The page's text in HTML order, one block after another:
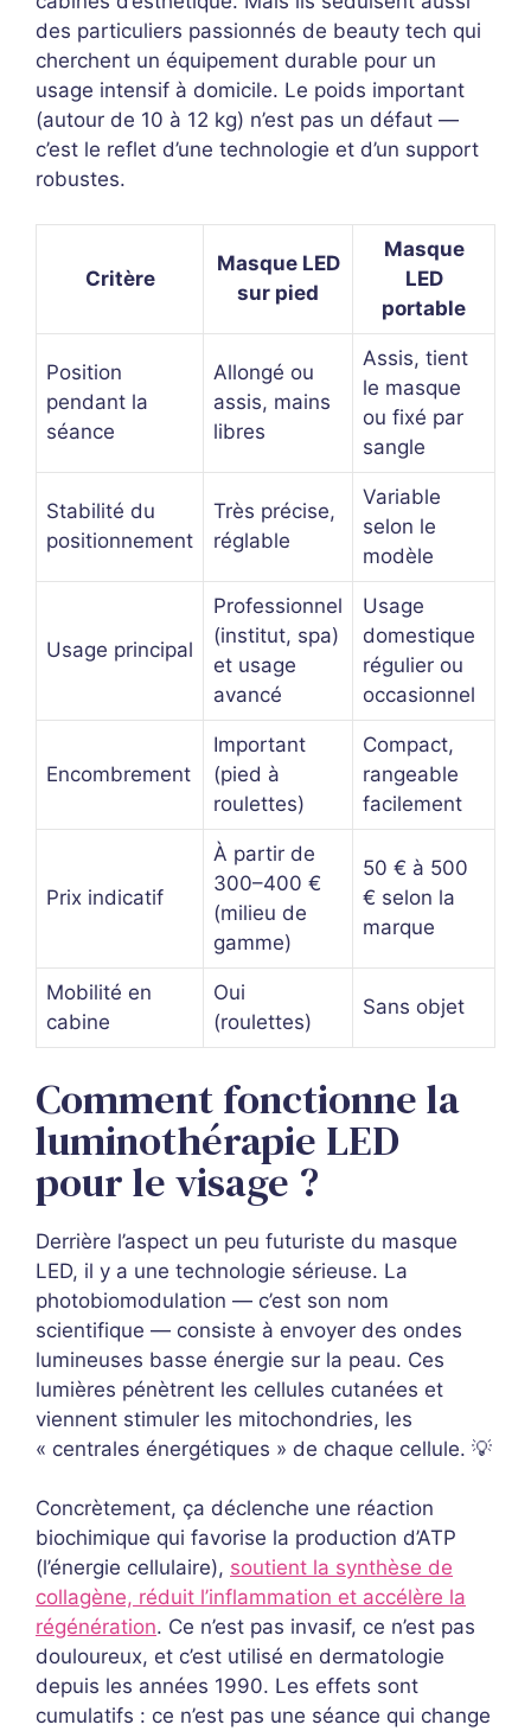
des particuliers passionnés de beauty tech qui
cherchent un équipement durable pour un
usage intensif à domicile. Le poids important
(autour de 10 à 12 kg) n’est pas un défaut —
c’est le reflet d’une technologie et d’un support
robustes.
Critère
Masque LED
sur pied
Masque
LED
portable
Position
pendant la
séance
Allongé ou
assis, mains
libres
Assis, tient
le masque
ou fixé par
sangle
Stabilité du
positionnement
Très précise,
réglable
Variable
selon le
modèle
Usage principal
Professionnel
(institut, spa)
et usage
avancé
Usage
domestique
régulier ou
occasionnel
Encombrement
Important
(pied à
roulettes)
Compact,
rangeable
facilement
Prix indicatif
À partir de
300–400 €
(milieu de
gamme)
50 € à 500
€ selon la
marque
Mobilité en
cabine
Oui
(roulettes)
Sans objet
Comment fonctionne la
luminothérapie LED
pour le visage ?
Derrière l’aspect un peu futuriste du masque
LED, il y a une technologie sérieuse. La
photobiomodulation — c’est son nom
scientifique — consiste à envoyer des ondes
lumineuses basse énergie sur la peau. Ces
lumières pénètrent les cellules cutanées et
viennent stimuler les mitochondries, les
« centrales énergétiques » de chaque cellule. 💡
Concrètement, ça déclenche une réaction
biochimique qui favorise la production d’ATP
(l’énergie cellulaire), soutient la synthèse de
collagène, réduit l’inflammation et accélère la
régénération. Ce n’est pas invasif, ce n’est pas
douloureux, et c’est utilisé en dermatologie
depuis les années 1990. Les effets sont
cumulatifs : ce n’est pas une séance qui change